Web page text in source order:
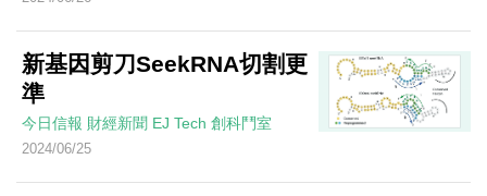
新基因剪刀SeekRNA切割更
準
今日信報 財經新聞 EJ Tech 創科鬥室
2024/06/25